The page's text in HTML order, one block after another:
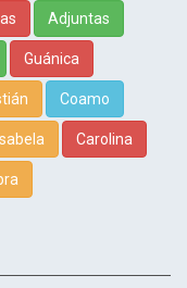
Adjuntas
Guánica
Coamo
Isabela Carolina